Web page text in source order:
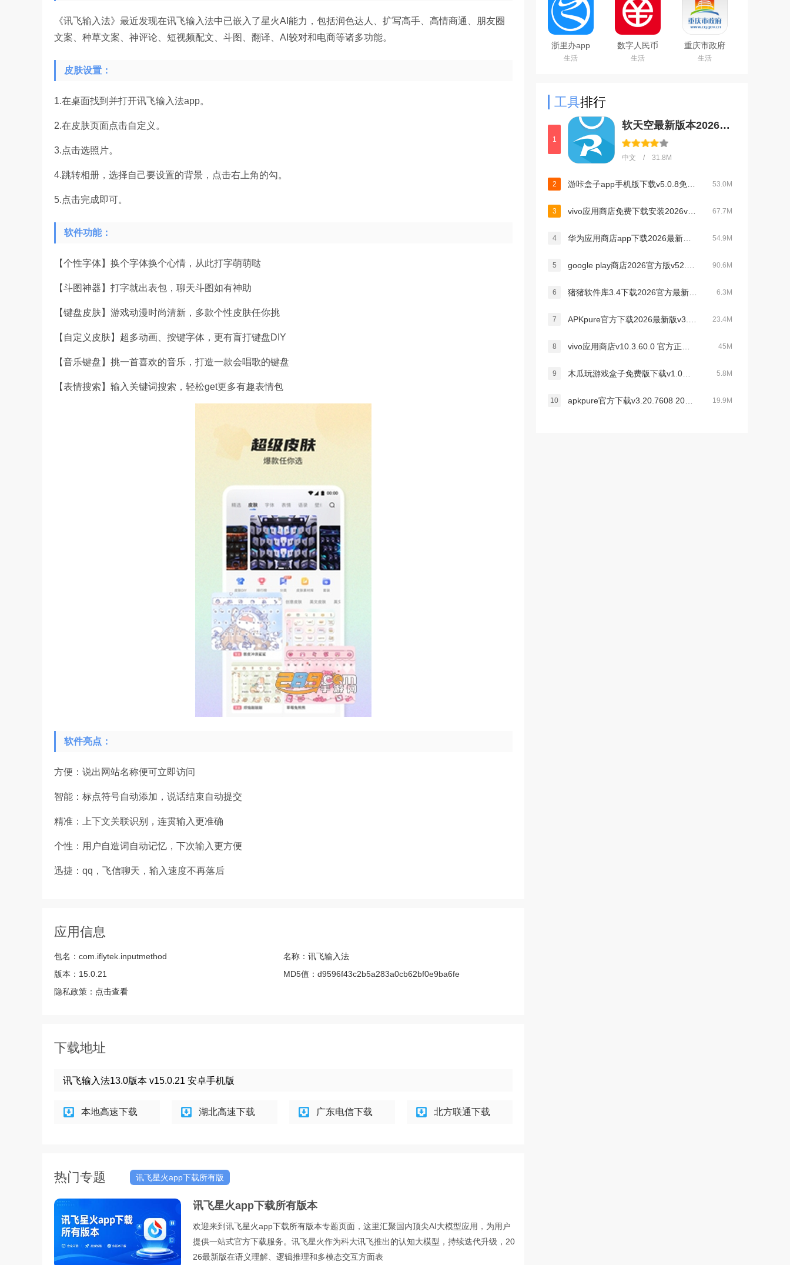
《讯飞输入法》最近发现在讯飞输入法中已嵌入了星火AI能力，包括润色达人、扩写高手、高情商通、朋友圈
文案、种草文案、神评论、短视频配文、斗图、翻译、AI较对和电商等诸多功能。
皮肤设置：
1.在桌面找到并打开讯飞输入法app。
2.在皮肤页面点击自定义。
3.点击选照片。
4.跳转相册，选择自己要设置的背景，点击右上角的勾。
5.点击完成即可。
软件功能：
【个性字体】换个字体换个心情，从此打字萌萌哒
【斗图神器】打字就出表包，聊天斗图如有神助
【键盘皮肤】游戏动漫时尚清新，多款个性皮肤任你挑
【自定义皮肤】超多动画、按键字体，更有盲打键盘DIY
【音乐键盘】挑一首喜欢的音乐，打造一款会唱歌的键盘
【表情搜索】输入关键词搜索，轻松get更多有趣表情包
软件亮点：
方便：说出网站名称便可立即访问
智能：标点符号自动添加，说话结束自动提交
精准：上下文关联识别，连贯输入更准确
个性：用户自造词自动记忆，下次输入更方便
迅捷：qq，飞信聊天，输入速度不再落后
应用信息
包名： com.iflytek.inputmethod 名称： 讯飞输入法
版本： 15.0.21 MD5值： d9596f43c2b5a283a0cb62bf0e9ba6fe
隐私政策： 点击查看
下载地址
讯飞输入法13.0版本 v15.0.21 安卓手机版
本地高速下载 湖北高速下载 广东电信下载 北方联通下载
热门专题
讯飞星火app下载所有版
讯飞星火app下载所有版本
欢迎来到讯飞星火app下载所有版本专题页面，这里汇聚国内顶尖AI大模型应用，为用户
提供一站式官方下载服务。讯飞星火作为科大讯飞推出的认知大模型，持续迭代升级，20
26最新版在语义理解、逻辑推理和多模态交互方面表
浙里办app
官方下载
2026手机版
生活
数字人民币
试点版官方
app安卓版
生活
重庆市政府
渝快办app
官方版
生活
工具排行
1
软天空最新版本2026下载v8.7.3 安卓版
中文 / 31.8M
2 53.0M
3 67.7M
4 54.9M
5 90.6M
6 6.3M
7 23.4M
8 45M
9 5.8M
10 19.9M